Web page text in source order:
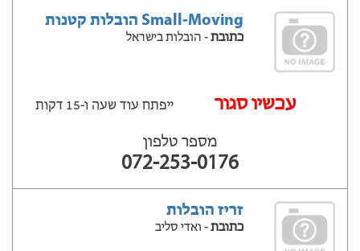
Small-Moving הובלות קטנות
כתובת- הובלות בישראל
‫עכשיו סגור ייפתח עוד שעה ‫ו-15 דקות
מספר טלפון
072-253-0176
זריז הובלות
כתובת- ואדי סליב